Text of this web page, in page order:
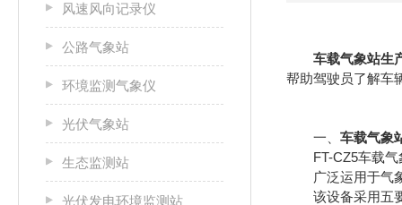
风速风向记录仪
公路气象站
环境监测气象仪
光伏气象站
生态监测站
光伏发电环境监测站
车载气象站生
帮助驾驶员了解车
一、 车载气象
FT-CZ5车载气象
广泛运用于气象
该设备采用五要